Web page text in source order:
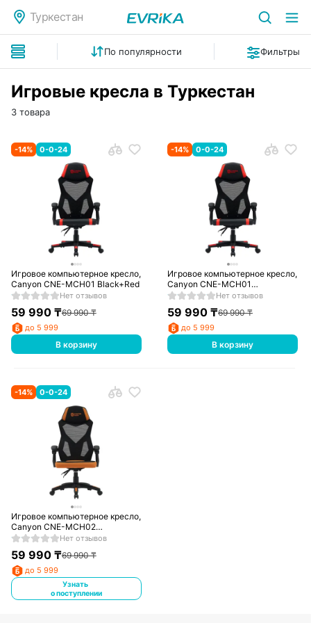
Туркестан
По популярности Фильтры
Игровые кресла в Туркестан
3 товара
-14% 0-0-24
Игровое компьютерное кресло,
Canyon CNE-MCH01 Black+Red
Нет отзывов
59 990₸69 990₸
до 5 999
В корзину
-14% 0-0-24
Игровое компьютерное кресло,
Canyon CNE-MCH01
Black+WhiteНет отзывов
59 990 ₸69 990₸
до 5 999
В корзину
-14% 0-0-24
Игровое компьютерное кресло,
Canyon CNE-MCH02
Black/OrangeНет отзывов
59 990₸69 990₸
до 5 999
Узнать
о поступлении